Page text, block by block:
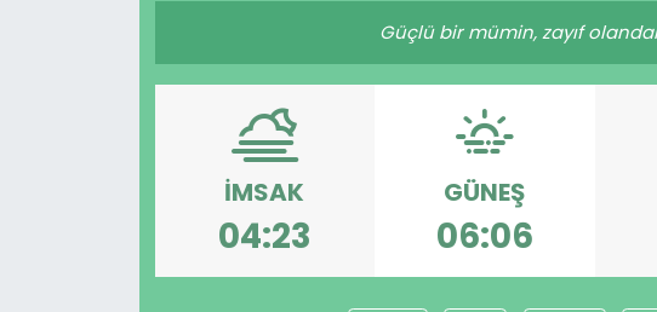
Güçlü bir mümin, zayıf
İMSAK
04:23
GÜNEŞ
06:06